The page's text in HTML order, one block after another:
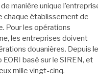
manière unique
chaque établissement de
Pour les opérations
les entreprises doivent
douanières. Depuis le
basé sur le SIREN, et
mille vingt-cinq.